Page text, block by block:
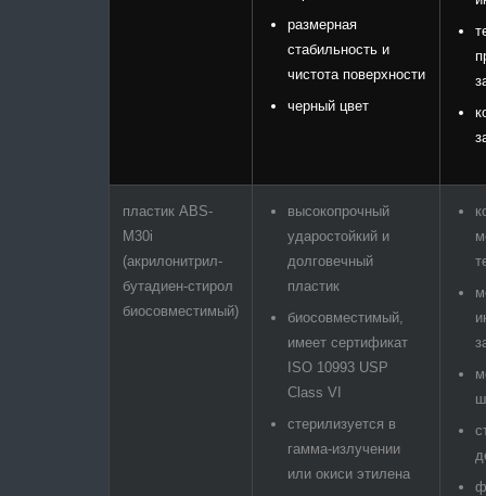
размерная
стабильность и
чистота поверхности
черный цвет
пластик ABS-
M30i
(акрилонитрил-
бутадиен-стирол
биосовместимый)
высокопрочный
ударостойкий и
долговечный
пластик
биосовместимый,
имеет сертификат
ISO 10993 USP
Class VI
стерилизуется в
гамма-излучении
или окиси этилена